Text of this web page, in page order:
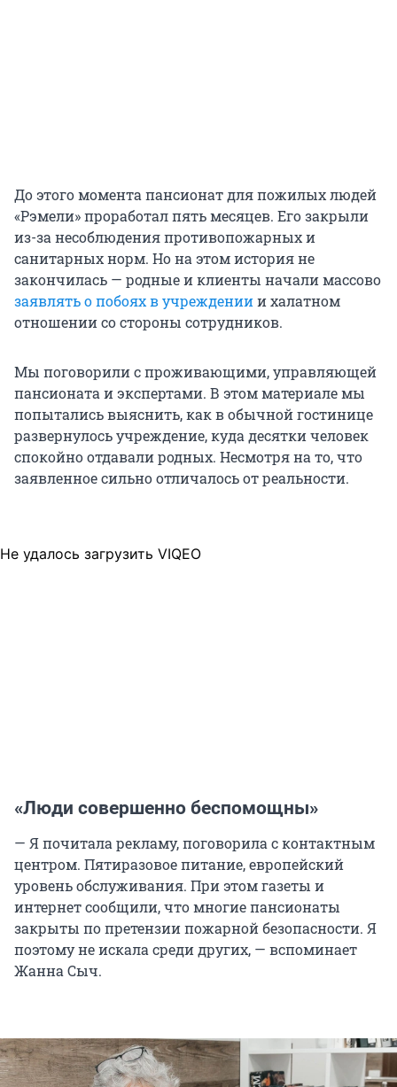
До этого момента пансионат для пожилых людей
«Рэмели» проработал пять месяцев. Его закрыли
из-за несоблюдения противопожарных и
санитарных норм. Но на этом история не
закончилась — родные и клиенты начали массово
заявлять о побоях в учреждениии халатном
отношении со стороны сотрудников.
Мы поговорили с проживающими, управляющей
пансионата и экспертами. В этом материале мы
попытались выяснить, как в обычной гостинице
развернулось учреждение, куда десятки человек
спокойно отдавали родных. Несмотря на то, что
заявленное сильно отличалось от реальности.
Не удалось загрузить VIQEO
«Люди совершенно беспомощны»
— Я почитала рекламу, поговорила с контактным
центром. Пятиразовое питание, европейский
уровень обслуживания. При этом газеты и
интернет сообщили, что многие пансионаты
закрыты по претензии пожарной безопасности. Я
поэтому не искала среди других, — вспоминает
Жанна Сыч.